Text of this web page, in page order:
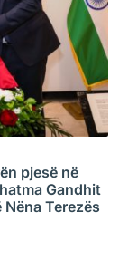
pjesë në
Gandhit
Terezës